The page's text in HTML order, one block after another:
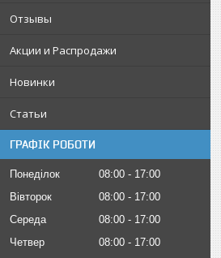
Отзывы
Акции и Распродажи
Новинки
Статьи
ГРАФІК РОБОТИ
Понеділок 08:00
17:00
Вівторок
08:00
17:00
Середа
08:00
17:00
Четвер
08:00
17:00